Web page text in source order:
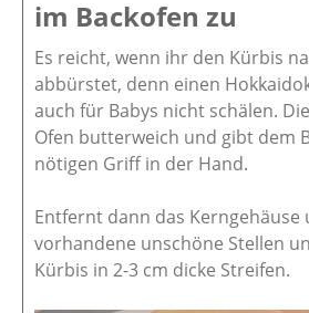
im Backofen zu
Es reicht, wenn ihr den Kürbis
abbürstet, denn einen
auch für Babys nicht schälen.
Ofen butterweich und gibt dem
nötigen Griff in der Hand.
Entfernt dann das Kerngehäuse
vorhandene unschöne Stellen
Kürbis in 2-3 cm dicke Streifen.